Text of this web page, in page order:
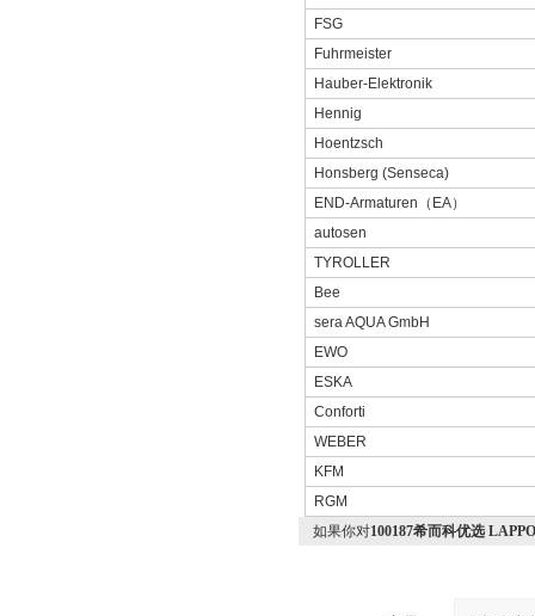
FSG
Fuhrmeister
Hauber-Elektronik
Hennig
Hoentzsch
Honsberg (Senseca)
END-Armaturen （ EA）
autosen
TYROLLER
Bee
sera AQUA GmbH
EWO
ESKA
Conforti
WEBER
KFM
RGM
如果你对100187希而科优选